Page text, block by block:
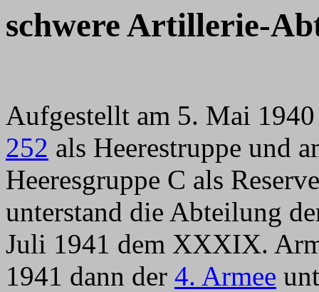
schwere Artillerie-
Aufgestellt am 5. Mai
252 als Heerestruppe und
Heeresgruppe C als
unterstand die Abteilung
Juli 1941 dem XXXIX.
1941 dann der 4. Armee